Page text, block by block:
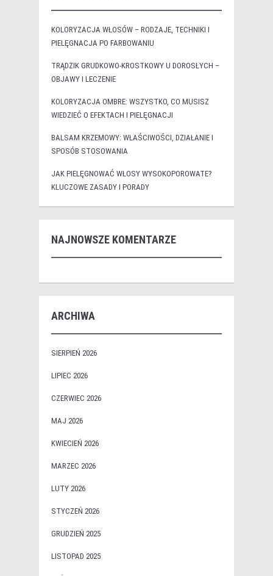
KOLORYZACJA WŁOSÓW – RODZAJE, TECHNIKI I
PIELĘGNACJA PO FARBOWANIU
TRĄDZIK GRUDKOWO-KROSTKOWY U DOROSŁYCH –
OBJAWY I LECZENIE
KOLORYZACJA OMBRE: WSZYSTKO, CO MUSISZ
WIEDZIEĆ O EFEKTACH I PIELĘGNACJI
BALSAM KRZEMOWY: WŁAŚCIWOŚCI, DZIAŁANIE I
SPOSÓB STOSOWANIA
JAK PIELĘGNOWAĆ WŁOSY WYSOKOPOROWATE?
KLUCZOWE ZASADY I PORADY
NAJNOWSZE KOMENTARZE
ARCHIWA
SIERPIEŃ 2026
LIPIEC 2026
CZERWIEC 2026
MAJ 2026
KWIECIEŃ 2026
MARZEC 2026
LUTY 2026
STYCZEŃ 2026
GRUDZIEŃ 2025
LISTOPAD 2025